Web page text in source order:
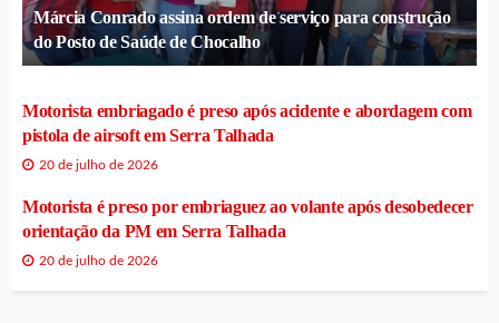
Márcia Conrado assina ordem de serviço para construção
do Posto de Saúde de Chocalho
Motorista embriagado é preso após acidente e abordagem com
pistola de airsoft em Serra Talhada
20 de julho de 2026
Motorista é preso por embriaguez ao volante após desobedecer
orientação da PM em Serra Talhada
20 de julho de 2026